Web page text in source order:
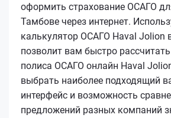
оформить страхование ОСАГО
Тамбове через интернет.
калькулятор ОСАГО Haval Jolion
позволит вам быстро
полиса ОСАГО онлайн Haval
выбрать наиболее подходящий
интерфейс и возможность
предложений разных компаний